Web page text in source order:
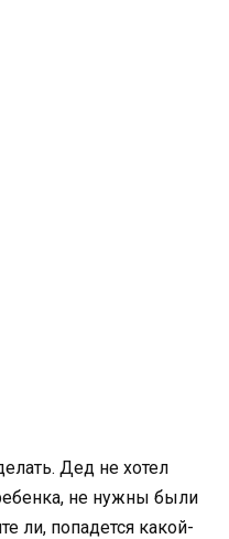
Дед не хотел
не нужны были
ли, попадется какой-